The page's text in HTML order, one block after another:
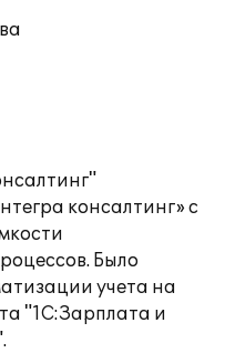
консалтинг» с
Было
учета на
"1С:Зарплата и